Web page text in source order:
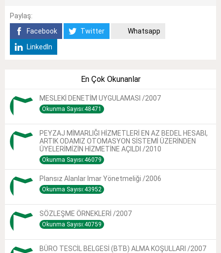
Paylaş:
Facebook
Twitter
Whatsapp
LinkedIn
En Çok Okunanlar
MESLEKİ DENETİM UYGULAMASI /2007
Okunma Sayısı:48471
PEYZAJ MİMARLIĞI HİZMETLERİ EN AZ BEDEL HESABI,
ARTIK ODAMIZ OTOMASYON SİSTEMİ ÜZERİNDEN
ÜYELERİMİZİN HİZMETİNE AÇILDI /2010
Okunma Sayısı:46079
Plansız Alanlar Imar Yönetmeliği /2006
Okunma Sayısı:43952
SÖZLEŞME ÖRNEKLERİ /2007
Okunma Sayısı:40759
BÜRO TESCİL BELGESİ (BTB) ALMA KOŞULLARI /2007